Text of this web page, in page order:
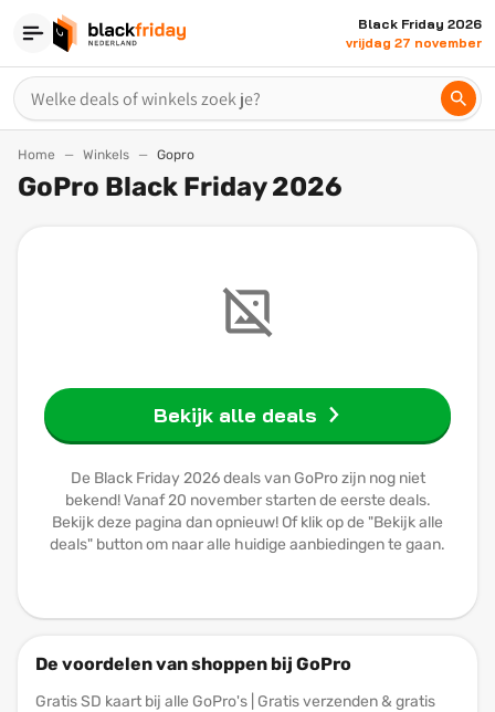
Black Friday 2026
vrijdag 27 november
Home Winkels Gopro
GoPro Black Friday 2026
Bekijk alle deals
De Black Friday 2026 deals van GoPro zijn nog niet
bekend! Vanaf 20 november starten de eerste deals.
Bekijk deze pagina dan opnieuw! Of klik op de "Bekijk alle
deals" button om naar alle huidige aanbiedingen te gaan.
De voordelen van shoppen bij GoPro
Gratis SD kaart bij alle GoPro's | Gratis verzenden & gratis